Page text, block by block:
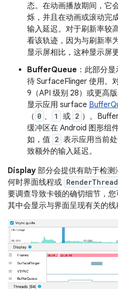
态。在动画播放期间，它
烁，并且在动画或滚动完
输入延迟。对于刷新率较
看该轨迹，因为与刷新率
显示屏相比，这种显示屏
BufferQueue ：此部分
待 SurfaceFlinger 使用。
9（API 级别 28）或更高
显示应用 surface
（ 0 、 1 或 2 ）。
缓冲区在 Android 图形组
如，值 2 表示应用当前
致额外的输入延迟。
Display 部分会提供有助于检
何时界面线程或 RenderThread
要调查导致卡顿的确切细节，
其中会显示与界面呈现有关的线